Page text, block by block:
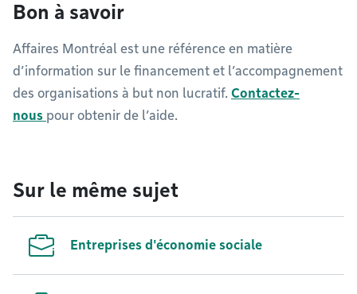
Bon à savoir
Affaires Montréal est une référence en matière
d’information sur le financement et l’accompagnement
des organisations à but non lucratif. Contactez-
nous pour obtenir de l’aide.
Sur le même sujet
Entreprises d'économie sociale